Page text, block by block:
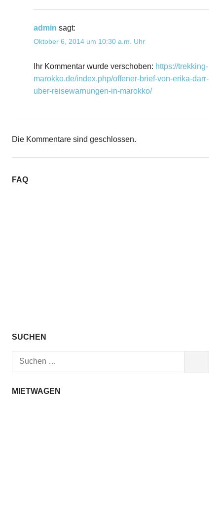
admin sagt:
Oktober 6, 2014 um 10:30 a.m. Uhr
Ihr Kommentar wurde verschoben: https://trekking-
marokko.de/index.php/offener-brief-von-erika-darr-
uber-reisewarnungen-in-marokko/
Die Kommentare sind geschlossen.
FAQ
SUCHEN
Suchen
MIETWAGEN